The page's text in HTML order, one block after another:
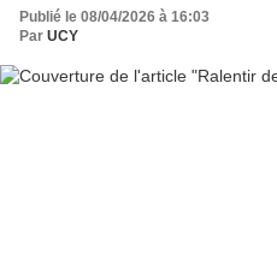
Publié le 08/04/2026 à 16:03
Par UCY